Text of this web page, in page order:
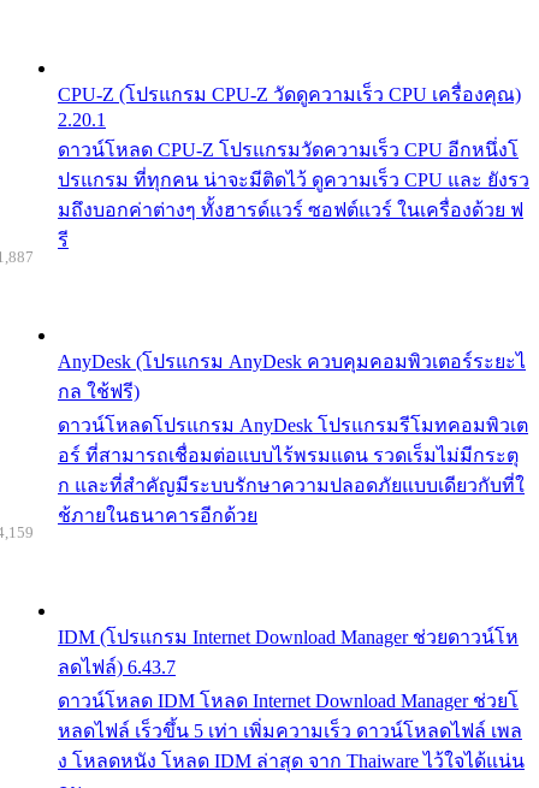
CPU-Z (โปรแกรม CPU-Z วัดดูความเร็ว CPU เครื่องคุณ)
2.20.1
ดาวน์โหลด CPU-Z โปรแกรมวัดความเร็ว CPU อีกหนึ่งโ
ปรแกรม ที่ทุกคน น่าจะมีติดไว้ ดูความเร็ว CPU และ ยังรว
มถึงบอกค่าต่างๆ ทั้งฮารด์แวร์ ซอฟต์แวร์ ในเครื่องด้วย ฟ
รี
AnyDesk (โปรแกรม AnyDesk ควบคุมคอมพิวเตอร์ระยะไ
กล ใช้ฟรี)
ดาวน์โหลดโปรแกรม AnyDesk โปรแกรมรีโมทคอมพิวเต
อร์ ที่สามารถเชื่อมต่อแบบไร้พรมแดน รวดเร็มไม่มีกระตุ
ก และที่สำคัญมีระบบรักษาความปลอดภัยแบบเดียวกับที่ใ
ช้ภายในธนาคารอีกด้วย
IDM (โปรแกรม Internet Download Manager ช่วยดาวน์โห
ลดไฟล์) 6.43.7
ดาวน์โหลด IDM โหลด Internet Download Manager ช่วยโ
หลดไฟล์ เร็วขึ้น 5 เท่า เพิ่มความเร็ว ดาวน์โหลดไฟล์ เพล
ง โหลดหนัง โหลด IDM ล่าสุด จาก Thaiware ไว้ใจได้แน่น